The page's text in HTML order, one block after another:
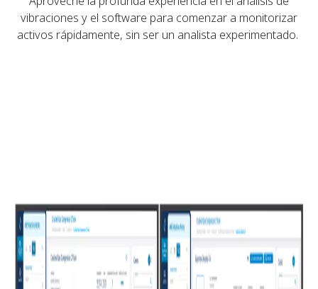
vibraciones y el software para comenzar a monitorizar
activos rápidamente, sin ser un analista experimentado.